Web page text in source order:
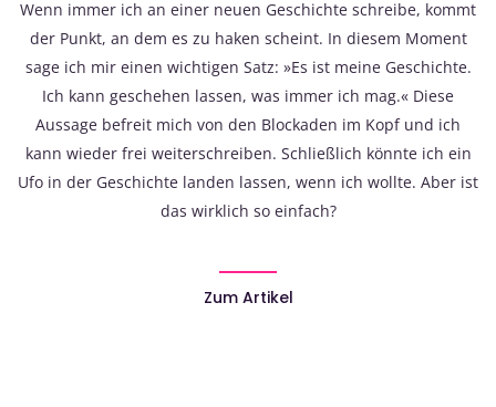
Wenn immer ich an einer neuen Geschichte schreibe, kommt
der Punkt, an dem es zu haken scheint. In diesem Moment
sage ich mir einen wichtigen Satz: »Es ist meine Geschichte.
Ich kann geschehen lassen, was immer ich mag.« Diese
Aussage befreit mich von den Blockaden im Kopf und ich
kann wieder frei weiterschreiben. Schließlich könnte ich ein
Ufo in der Geschichte landen lassen, wenn ich wollte. Aber ist
das wirklich so einfach?
Zum Artikel